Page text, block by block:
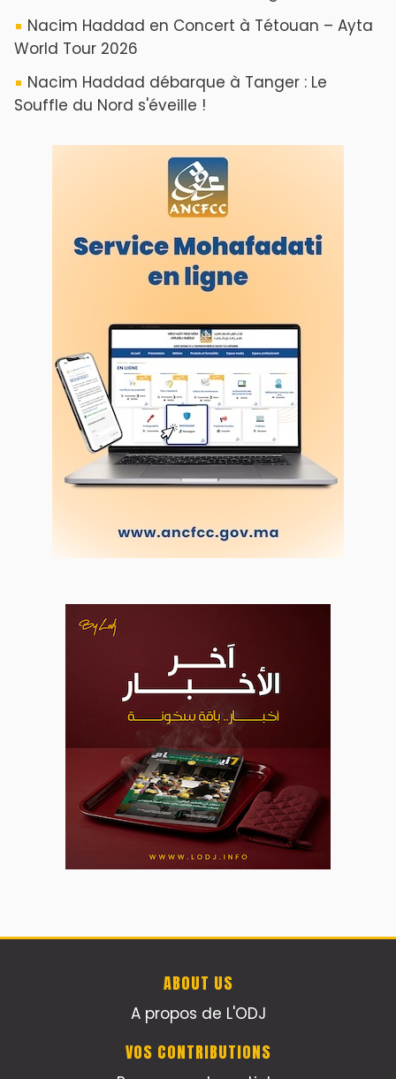
Proposer votre article
LODJ VIDÉO
L'ODJ LIVE TV
LODJ AUDIO
WEB RADIO R212
Copyright © 2022 Groupe de presse Arrissala
Ce site utilise Google Analytics. En continuant à naviguer, vous nous
autorisez à déposer un cookie à des fins de mesure d'audience
Plan du site| Syndication